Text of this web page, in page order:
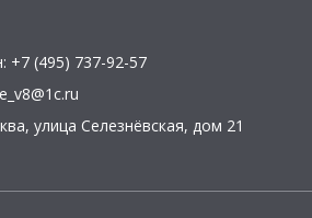
+7 (495) 737-92-57
, улица Селезнёвская, дом 21